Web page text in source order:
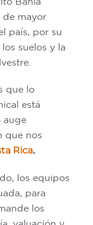
de mayor
país, por su
suelos y la
que lo
está
auge
que nos
Rica.
los equipos
para
los